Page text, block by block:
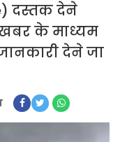
दस्तक देने
के माध्यम
देने जा